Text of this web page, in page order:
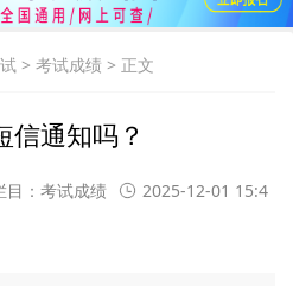
> 考试成绩 > 正文
信通知吗？
目： 考试成绩
2025-12-01 15:4